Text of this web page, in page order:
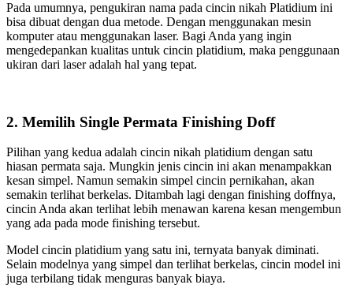
Pada umumnya, pengukiran nama pada cincin nikah Platidium ini
bisa dibuat dengan dua metode. Dengan menggunakan mesin
komputer atau menggunakan laser. Bagi Anda yang ingin
mengedepankan kualitas untuk cincin platidium, maka penggunaan
ukiran dari laser adalah hal yang tepat.
2. Memilih Single Permata Finishing Doff
Pilihan yang kedua adalah cincin nikah platidium dengan satu
hiasan permata saja. Mungkin jenis cincin ini akan menampakkan
kesan simpel. Namun semakin simpel cincin pernikahan, akan
semakin terlihat berkelas. Ditambah lagi dengan finishing doffnya,
cincin Anda akan terlihat lebih menawan karena kesan mengembun
yang ada pada mode finishing tersebut.
Model cincin platidium yang satu ini, ternyata banyak diminati.
Selain modelnya yang simpel dan terlihat berkelas, cincin model ini
juga terbilang tidak menguras banyak biaya.